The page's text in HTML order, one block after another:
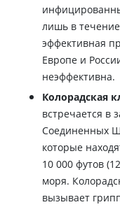
лишь в
эффективная
Европе и
неэффективна.
Колорадская
встречается в
Соединенных
которые
10 000 футов
моря.
вызывает